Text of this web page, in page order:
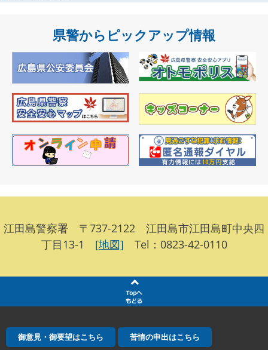
県警からピックアップ情報
江田島警察署 〒737-2122 江田島市江田島町中央四
丁目13-1 [地図] Tel：0823-42-0110
御意見・御要望はこちら 苦情の申出はこちら